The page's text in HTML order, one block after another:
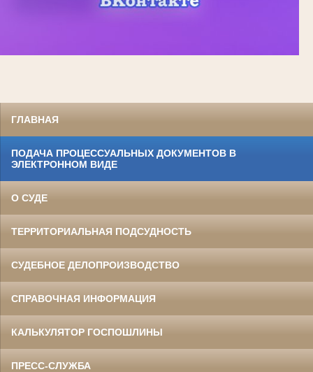
ГЛАВНАЯ
ПОДАЧА ПРОЦЕССУАЛЬНЫХ ДОКУМЕНТОВ В
ЭЛЕКТРОННОМ ВИДЕ
О СУДЕ
ТЕРРИТОРИАЛЬНАЯ ПОДСУДНОСТЬ
СУДЕБНОЕ ДЕЛОПРОИЗВОДСТВО
СПРАВОЧНАЯ ИНФОРМАЦИЯ
КАЛЬКУЛЯТОР ГОСПОШЛИНЫ
ПРЕСС-СЛУЖБА